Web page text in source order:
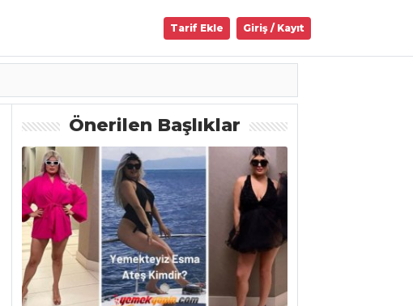
Tarif Ekle Giriş / Kayıt
Önerilen Başlıklar